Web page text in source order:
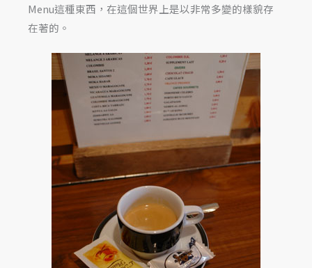
Menu這種東西，在這個世界上是以非常多變的樣貌存
在著的。